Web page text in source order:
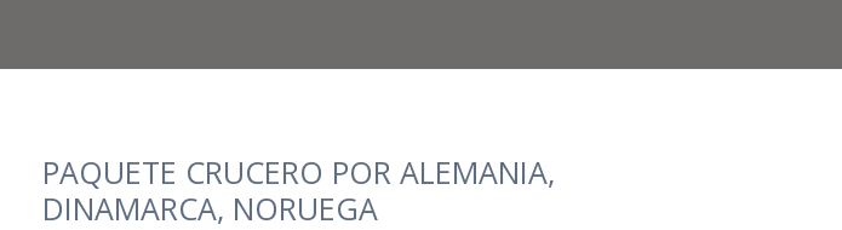
PAQUETE CRUCERO POR ALEMANIA,
DINAMARCA, NORUEGA